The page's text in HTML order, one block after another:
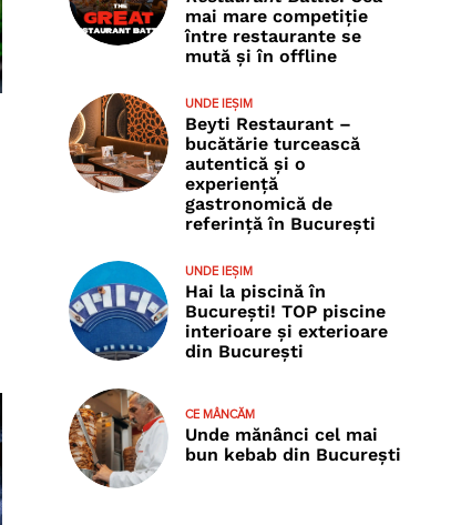
mai mare competiție
între restaurante se
mută și în offline
UNDE IEȘIM
Beyti Restaurant –
bucătărie turcească
autentică și o
experiență
gastronomică de
referință în București
UNDE IEȘIM
Hai la piscină în
București! TOP piscine
interioare și exterioare
din București
CE MÂNCĂM
Unde mănânci cel mai
bun kebab din București